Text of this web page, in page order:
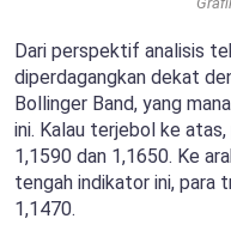
Dari perspektif analisis
diperdagangkan dekat
Bollinger Band, yang
ini. Kalau terjebol ke
1,1590 dan 1,1650. Ke
tengah indikator ini, para
1,1470.